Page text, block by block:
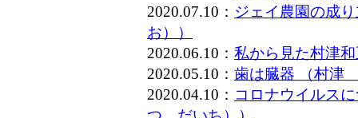
2020.07.10： ジェイ農園の成
お））
2020.06.10： 私から見た村津
2020.05.10： 歯は臓器 （村
2020.04.10： コロナウイルス